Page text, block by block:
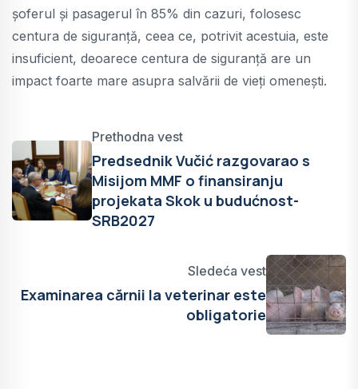
șoferul și pasagerul în 85% din cazuri, folosesc
centura de siguranță, ceea ce, potrivit acestuia, este
insuficient, deoarece centura de siguranță are un
impact foarte mare asupra salvării de vieți omenești.
Prethodna vest
Predsednik Vučić razgovarao s
Misijom MMF o finansiranju
projekata Skok u budućnost-
SRB2027
Sledeća vest
Examinarea cărnii la veterinar este
obligatorie